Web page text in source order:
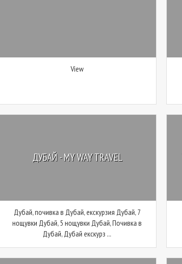
View
ДУБАЙ - MY WAY TRAVEL
Дубай, почивка в Дубай, екскурзия Дубай, 7
нощувки Дубай, 5 нощувки Дубай, Почивка в
Дубай, Дубай екскурз ...